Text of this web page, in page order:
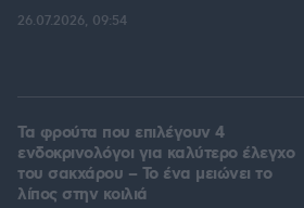
26.07.2026, 09:54
Τα φρούτα που επιλέγουν 4
ενδοκρινολόγοι για καλύτερο έλεγχο
του σακχάρου – Το ένα μειώνει το
λίπος στην κοιλιά